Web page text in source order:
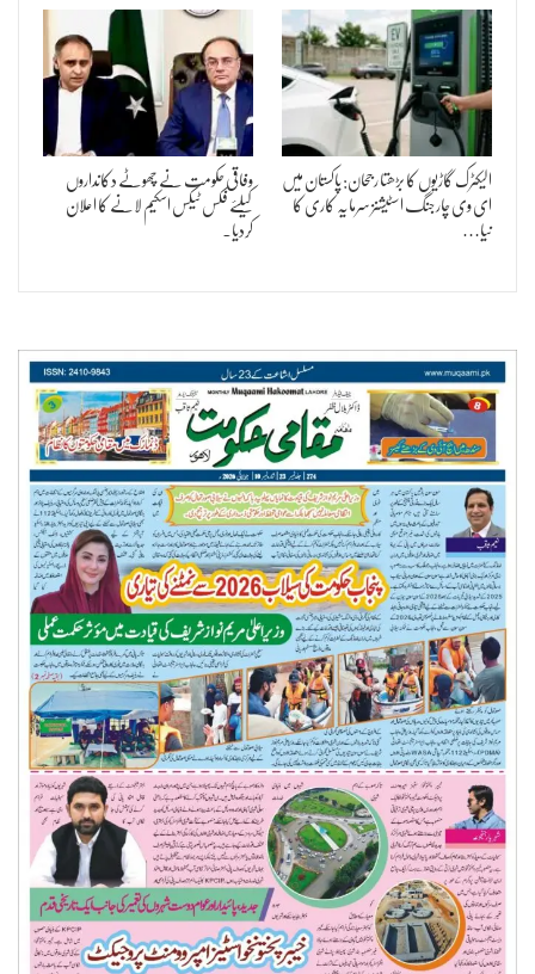
الیکٹرک گاڑیوں کا بڑھتا رجحان: پاکستان میں
ای وی چارجنگ اسٹیشنز سرمایہ کاری کا
نیا…
وفاقی حکومت نے چھوٹے دکانداروں
کیلئے فکس ٹیکس اسکیم لانے کا اعلان
کردیا۔